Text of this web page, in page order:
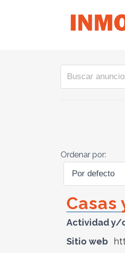
Ordenar por:
Casas
Actividad y/
Sitio web